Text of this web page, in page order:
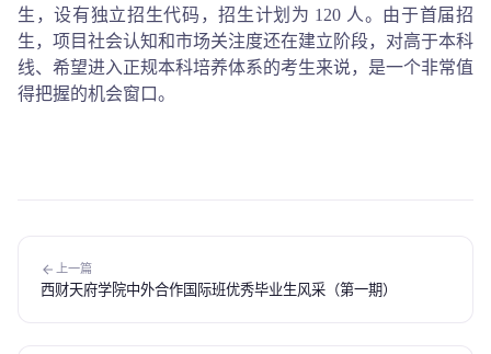
生，设有独立招生代码，招生计划为 120 人。由于首届招
生，项目社会认知和市场关注度还在建立阶段，对高于本科
线、希望进入正规本科培养体系的考生来说，是一个非常值
得把握的机会窗口。
上一篇
西财天府学院中外合作国际班优秀毕业生风采（第一期）